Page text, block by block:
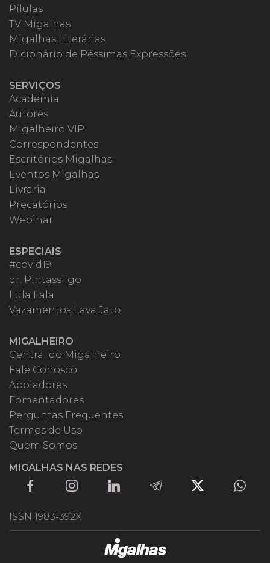
Pílulas
TV Migalhas
Migalhas Literárias
Dicionário de Péssimas Expressões
SERVIÇOS
Academia
Autores
Migalheiro VIP
Correspondentes
Escritórios Migalhas
Eventos Migalhas
Livraria
Precatórios
Webinar
ESPECIAIS
#covid19
dr. Pintassilgo
Lula Fala
Vazamentos Lava Jato
MIGALHEIRO
Central do Migalheiro
Fale Conosco
Apoiadores
Fomentadores
Perguntas Frequentes
Termos de Uso
Quem Somos
MIGALHAS NAS REDES
ISSN 1983-392X